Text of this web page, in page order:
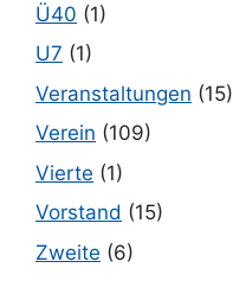
Ü40 (1)
U7 (1)
Veranstaltungen (15)
Verein (109)
Vierte (1)
Vorstand (15)
Zweite (6)